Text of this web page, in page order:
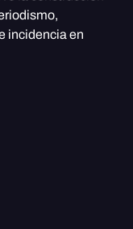
incidencia en